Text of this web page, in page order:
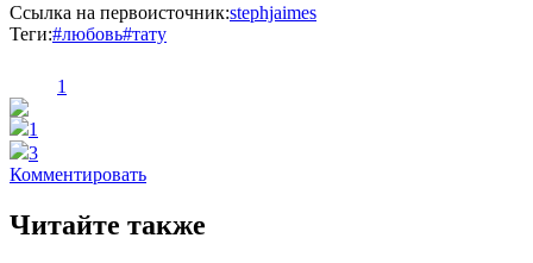
Ссылка на первоисточник:stephjaimes
Теги:#любовь#тату
1
1
3
Комментировать
Читайте также